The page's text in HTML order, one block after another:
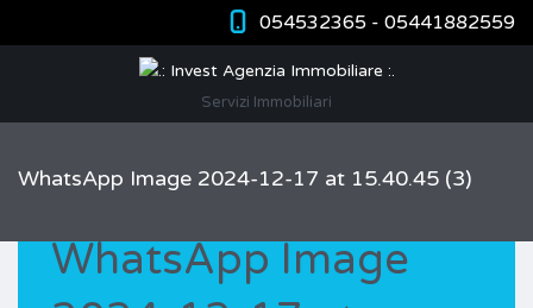
054532365 - 05441882559
Servizi Immobiliari
WhatsApp Image 2024-12-17 at 15.40.45 (3)
WhatsApp Image